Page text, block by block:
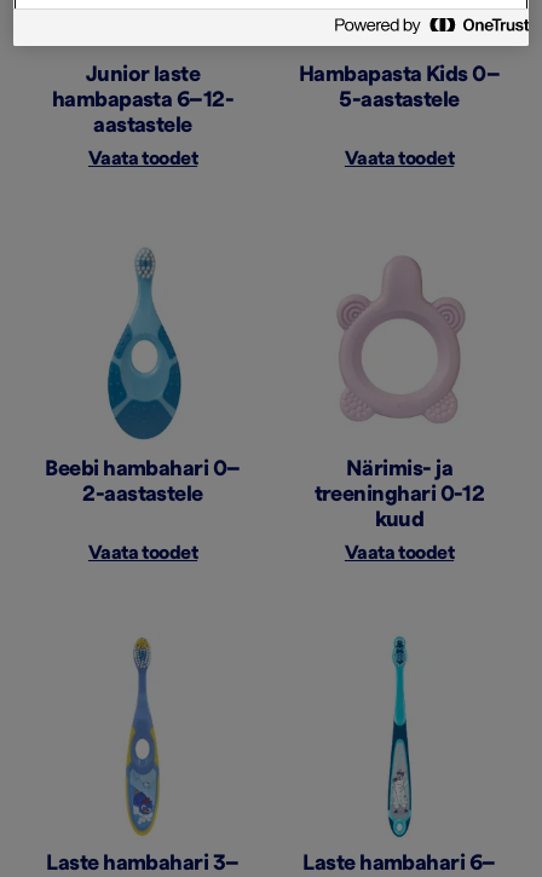
Junior laste
hambapasta 6–12-
aastastele
Vaata toodet
Hambapasta Kids 0–
5-aastastele
Vaata toodet
Beebi hambahari 0–
2-aastastele
Vaata toodet
Närimis- ja
treeninghari 0-12
kuud
Vaata toodet
Laste hambahari 3–
Laste hambahari 6–